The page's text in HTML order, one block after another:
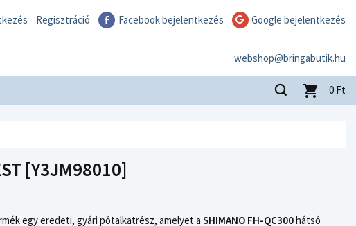
Regisztráció Facebook bejelentkezés Google bejelentkezés
webshop@bringabutik.hu
0 Ft
[Y3JM98010]
egy eredeti, gyári pótalkatrész, amelyet a SHIMANO FH-QC300hátsó